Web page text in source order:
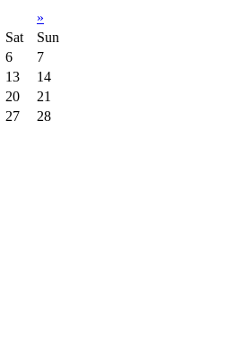
»
Sat
Sun
6
7
13
14
20
21
27
28